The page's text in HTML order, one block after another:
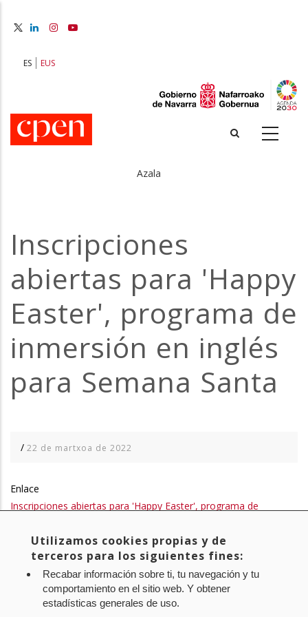
content
ES EUS
Azala
Inscripciones
abiertas para 'Happy
Easter', programa de
inmersión en inglés
para Semana Santa
/ 22 de martxoa de 2022
Enlace
Inscripciones abiertas para 'Happy Easter', programa de
Empresa Filtro
Utilizamos cookies propias y de
terceros para los siguientes fines:
Recabar información sobre ti, tu navegación y tu
comportamiento en el sitio web. Y obtener
estadísticas generales de uso.